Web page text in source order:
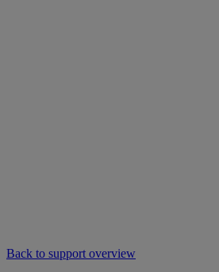
Back to support overview